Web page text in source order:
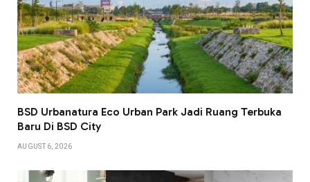
BSD Urbanatura Eco Urban Park Jadi Ruang Terbuka
Baru Di BSD City
AUGUST 6, 2026